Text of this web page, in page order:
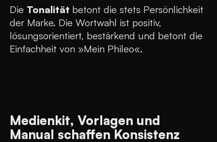
Die Tonalität betont die stets Persönlichkeit
der Marke. Die Wortwahl ist positiv,
lösungsorientiert, bestärkend und betont die
Einfachheit von »Mein Phileo«.
Medienkit, Vorlagen und
Manual schaffen Konsistenz